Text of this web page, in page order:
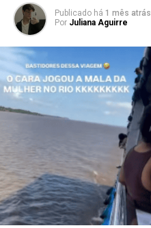
Publicado há 1 mês atrás
Por Juliana Aguirre